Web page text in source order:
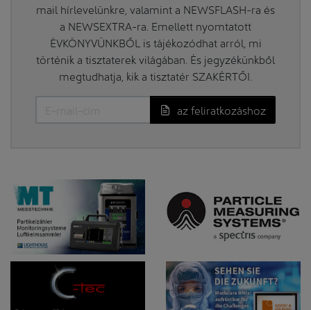
mail hírlevelünkre, valamint a NEWSFLASH-ra és
a NEWSEXTRA-ra. Emellett nyomtatott
ÉVKÖNYVÜNKBŐL is tájékozódhat arról, mi
történik a tisztaterek világában. És jegyzékünkből
megtudhatja, kik a tisztatér SZAKÉRTŐI.
az feliratkozáshoz